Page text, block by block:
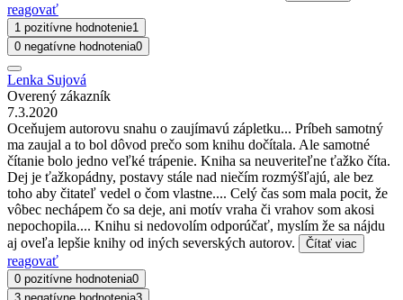
reagovať
1 pozitívne hodnotenie1
0 negatívne hodnotenia0
Lenka Sujová
Overený zákazník
7.3.2020
Oceňujem autorovu snahu o zaujímavú zápletku... Príbeh samotný
ma zaujal a to bol dôvod prečo som knihu dočítala. Ale samotné
čítanie bolo jedno veľké trápenie. Kniha sa neuveriteľne ťažko číta.
Dej je ťažkopádny, postavy stále nad niečím rozmýšľajú, ale bez
toho aby čitateľ vedel o čom vlastne.... Celý čas som mala pocit, že
vôbec nechápem čo sa deje, ani motív vraha či vrahov som akosi
nepochopila.... Knihu si nedovolím odporúčať, myslím že sa nájdu
aj oveľa lepšie knihy od iných severských autorov.
Čítať viac
reagovať
0 pozitívne hodnotenia0